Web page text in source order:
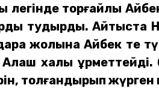
торғайлық
тудырды. Айтыста
жолына Айбек те
Алаш халқы
толғандырып